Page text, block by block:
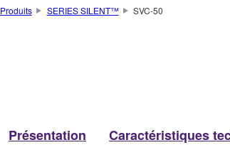
Produits SERIES SILENT™ SVC-50
Présentation Caractéristiques